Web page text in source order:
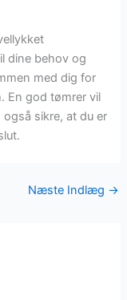
dine behov og
med dig for
En god tømrer vil
sikre, at du er
Næste Indlæg →